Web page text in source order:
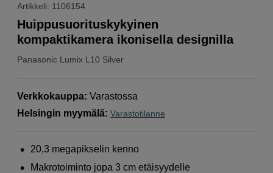
Artikkeli: 1106154
Panasonic Lumix L10 Silver
Huippusuorituskykyinen
kompaktikamera ikonisella designilla
Verkkokauppa: Varastossa
Helsingin myymälä: Varastotilanne
20,3 megapikselin kenno
Makrotoiminto jopa 3 cm etäisyydelle